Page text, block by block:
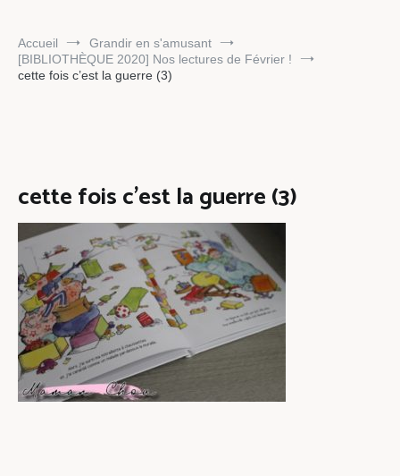
Accueil
Grandir en s'amusant
[BIBLIOTHÈQUE 2020] Nos lectures de Février !
cette fois c’est la guerre (3)
cette fois c’est la guerre (3)